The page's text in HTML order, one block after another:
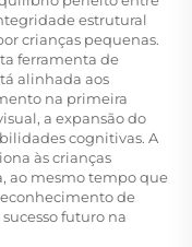
estrutural
crianças pequenas.
ferramenta de
alinhada aos
na primeira
a expansão do
cognitivas. A
às crianças
ao mesmo tempo que
de
futuro na